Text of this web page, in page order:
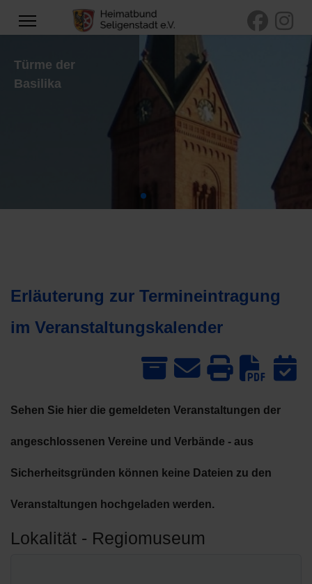
Türme der
Basilika
Erläuterung zur Termineintragung
im Veranstaltungskalender
Sehen Sie hier die gemeldeten Veranstaltungen der
angeschlossenen Vereine und Verbände - aus
Sicherheitsgründen können keine Dateien zu den
Veranstaltungen hochgeladen werden.
Lokalität - Regiomuseum